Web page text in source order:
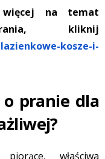
więcej na temat
kliknij
kosze-i-
o pranie dla
właściwa